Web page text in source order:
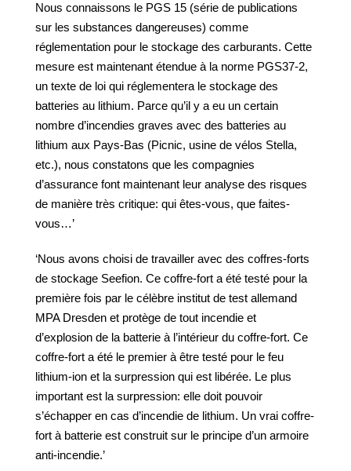
Nous connaissons le PGS 15 (série de publications
sur les substances dangereuses) comme
réglementation pour le stockage des carburants. Cette
mesure est maintenant étendue à la norme PGS37-2,
un texte de loi qui réglementera le stockage des
batteries au lithium. Parce qu’il y a eu un certain
nombre d’incendies graves avec des batteries au
lithium aux Pays-Bas (Picnic, usine de vélos Stella,
etc.), nous constatons que les compagnies
d’assurance font maintenant leur analyse des risques
de manière très critique: qui êtes-vous, que faites-
vous…’
‘Nous avons choisi de travailler avec des coffres-forts
de stockage Seefion. Ce coffre-fort a été testé pour la
première fois par le célèbre institut de test allemand
MPA Dresden et protège de tout incendie et
d’explosion de la batterie à l’intérieur du coffre-fort. Ce
coffre-fort a été le premier à être testé pour le feu
lithium-ion et la surpression qui est libérée. Le plus
important est la surpression: elle doit pouvoir
s’échapper en cas d’incendie de lithium. Un vrai coffre-
fort à batterie est construit sur le principe d’un armoire
anti-incendie.’